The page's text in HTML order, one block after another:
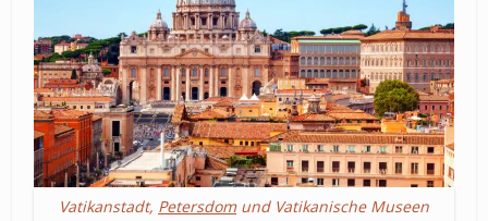
Vatikanstadt, Petersdomund Vatikanische Museen